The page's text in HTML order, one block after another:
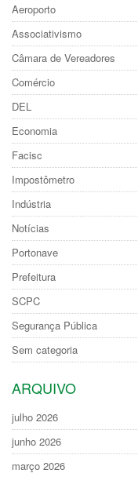
Aeroporto
Associativismo
Câmara de Vereadores
Comércio
DEL
Economia
Facisc
Impostômetro
Indústria
Notícias
Portonave
Prefeitura
SCPC
Segurança Pública
Sem categoria
ARQUIVO
julho 2026
junho 2026
março 2026